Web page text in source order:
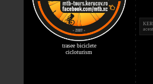
trasee biciclete
cicloturism